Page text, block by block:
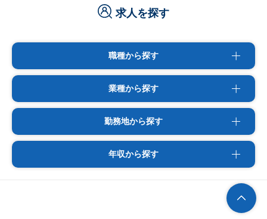
求人を探す
職種から探す
業種から探す
勤務地から探す
年収から探す